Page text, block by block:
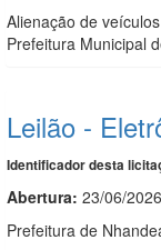
Alienação de
Prefeitura Municipal
Leilão -
Identificador desta
Abertura: 23/06/
Prefeitura de